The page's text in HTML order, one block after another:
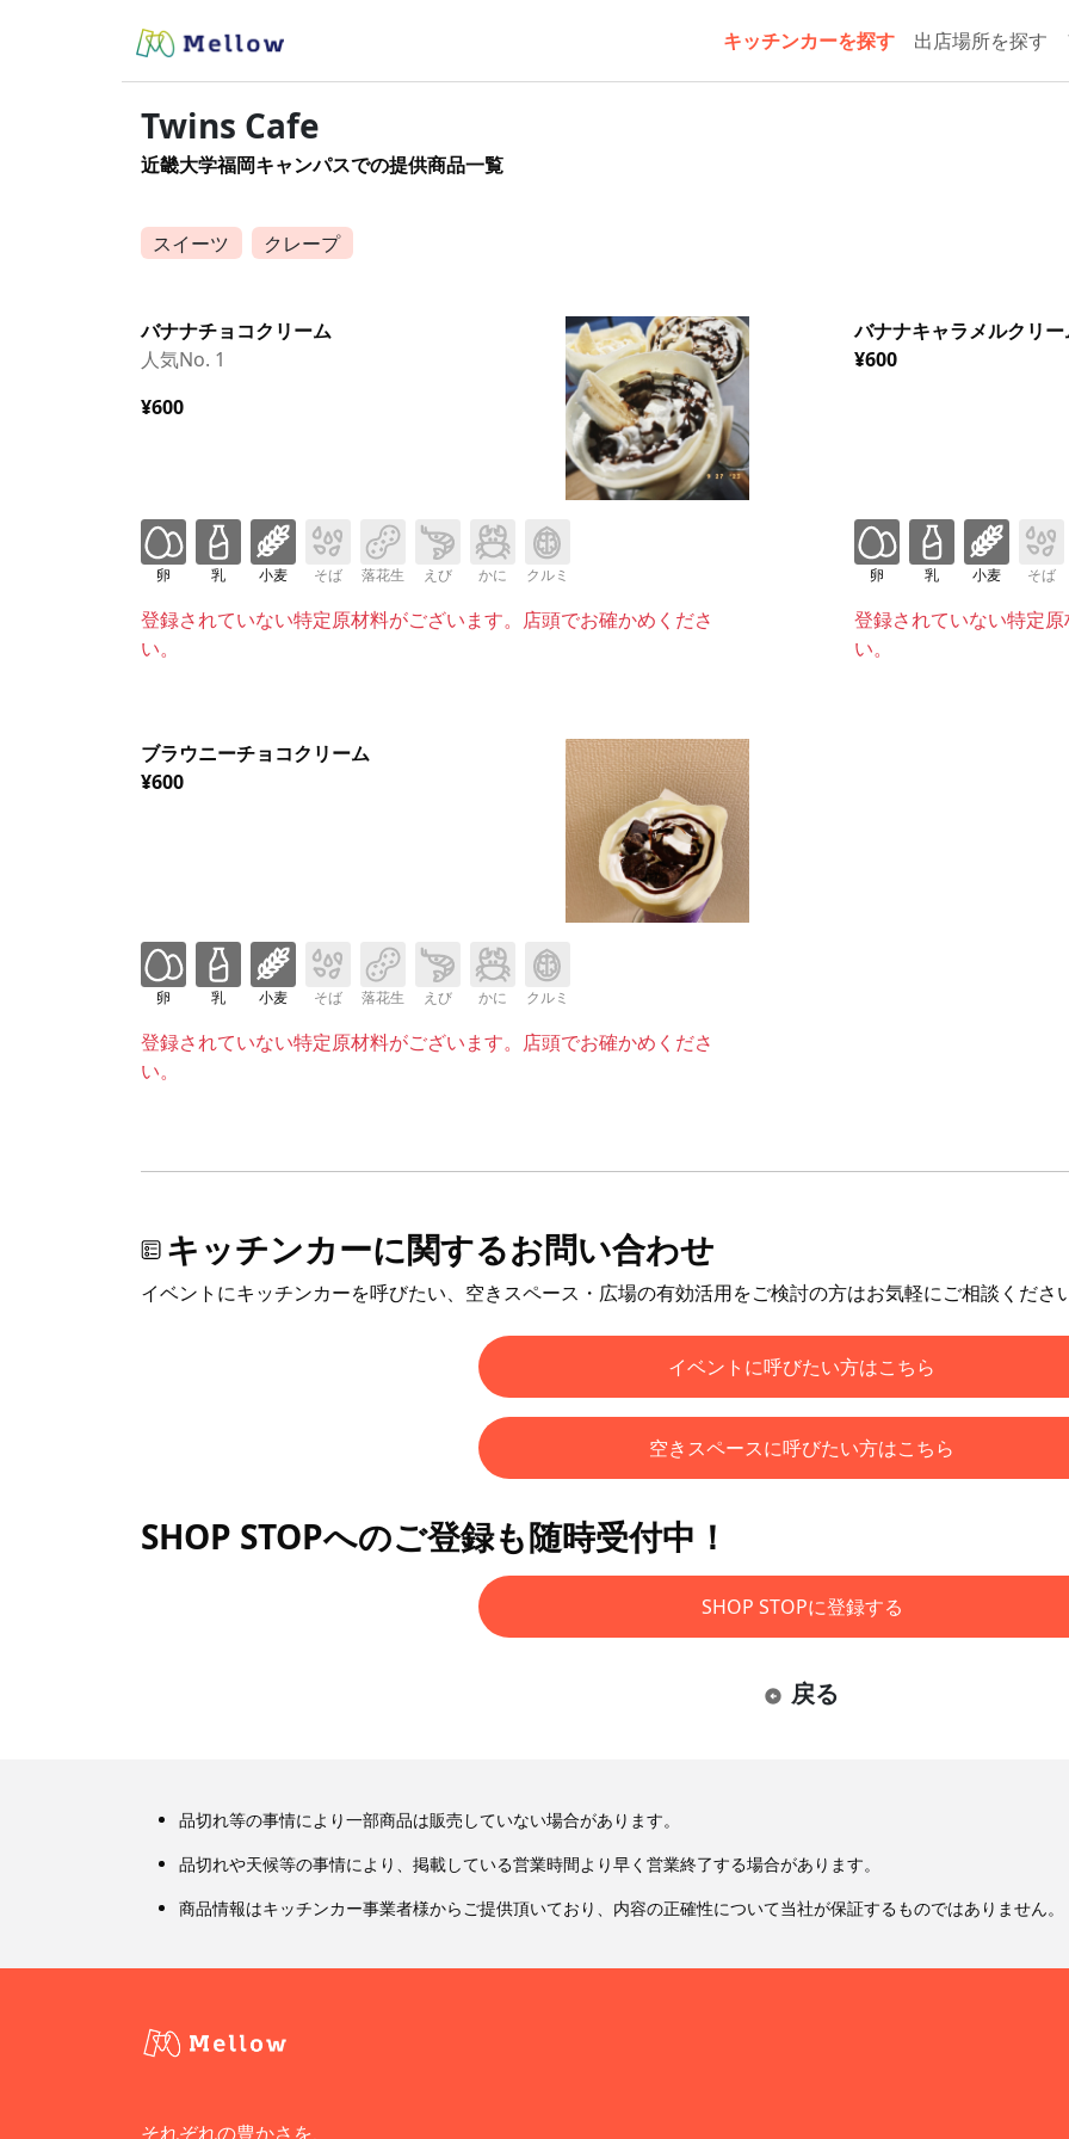
キッチンカーを探す 出店場所を探す
Twins Cafe
近畿大学福岡キャンパスでの提供商品一覧
スイーツ クレープ
バナナチョコクリーム
人気No. 1
¥600
卵 乳 小麦 そば 落花生 えび かに クルミ
登録されていない特定原材料がございます。店頭でお確かめくださ
い。
バナナキャラメルクリー
¥600
卵 乳 小麦 そば
登録されていない特定
い。
ブラウニーチョコクリーム
¥600
卵 乳 小麦 そば 落花生 えび かに クルミ
登録されていない特定原材料がございます。店頭でお確かめくださ
い。
キッチンカーに関するお問い合わせ
イベントにキッチンカーを呼びたい、空きスペース・広場の有効活用をご検討の方はお気軽にご相談くださ
イベントに呼びたい方はこちら
空きスペースに呼びたい方はこちら
SHOP STOPへのご登録も随時受付中！
SHOP STOPに登録する
戻る
品切れ等の事情により一部商品は販売していない場合があります。
品切れや天候等の事情により、掲載している営業時間より早く営業終了する場合があります。
商品情報はキッチンカー事業者様からご提供頂いており、内容の正確性について当社が保証するものではありません。
それぞれの豊かさを、